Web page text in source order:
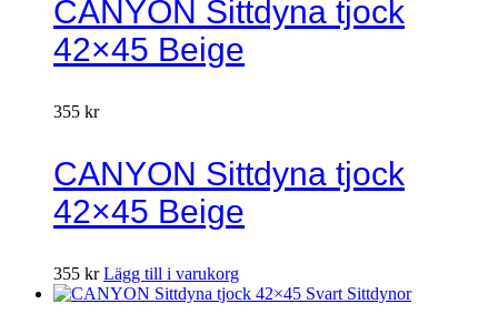
CANYON Sittdyna tjock
42×45 Beige
355 kr
CANYON Sittdyna tjock
42×45 Beige
355 kr Lägg till i varukorg